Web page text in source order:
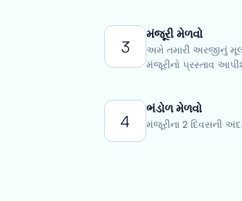
3
મંજૂરી મેળવો
અમે તમારી અરજીનું
મંજૂરીનો પ્રસ્તાવ
4
ભંડોળ મેળવો
મંજૂરીના 2 દિવસની